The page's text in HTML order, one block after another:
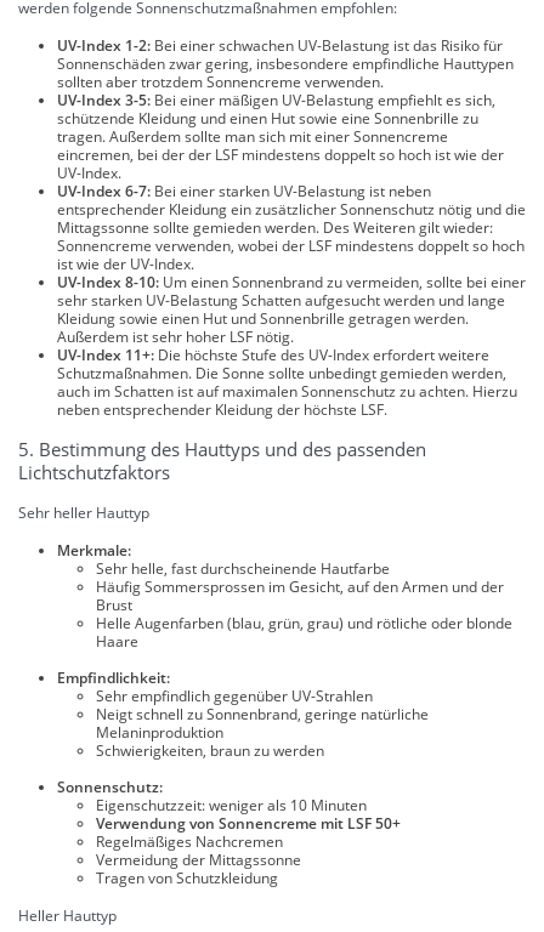
werden folgende Sonnenschutzmaßnahmen empfohlen:
UV-Index 1-2: Bei einer schwachen UV-Belastung ist das Risiko für
Sonnenschäden zwar gering, insbesondere empfindliche Hauttypen
sollten aber trotzdem Sonnencreme verwenden.
UV-Index 3-5: Bei einer mäßigen UV-Belastung empfiehlt es sich,
schützende Kleidung und einen Hut sowie eine Sonnenbrille zu
tragen. Außerdem sollte man sich mit einer Sonnencreme
eincremen, bei der der LSF mindestens doppelt so hoch ist wie der
UV-Index.
UV-Index 6-7: Bei einer starken UV-Belastung ist neben
entsprechender Kleidung ein zusätzlicher Sonnenschutz nötig und die
Mittagssonne sollte gemieden werden. Des Weiteren gilt wieder:
Sonnencreme verwenden, wobei der LSF mindestens doppelt so hoch
ist wie der UV-Index.
UV-Index 8-10: Um einen Sonnenbrand zu vermeiden, sollte bei einer
sehr starken UV-Belastung Schatten aufgesucht werden und lange
Kleidung sowie einen Hut und Sonnenbrille getragen werden.
Außerdem ist sehr hoher LSF nötig.
UV-Index 11+: Die höchste Stufe des UV-Index erfordert weitere
Schutzmaßnahmen. Die Sonne sollte unbedingt gemieden werden,
auch im Schatten ist auf maximalen Sonnenschutz zu achten. Hierzu
neben entsprechender Kleidung der höchste LSF.
5. Bestimmung des Hauttyps und des passenden
Lichtschutzfaktors
Sehr heller Hauttyp
Merkmale:
Sehr helle, fast durchscheinende Hautfarbe
Häufig Sommersprossen im Gesicht, auf den Armen und der
Brust
Helle Augenfarben (blau, grün, grau) und rötliche oder blonde
Haare
Empfindlichkeit:
Sehr empfindlich gegenüber UV-Strahlen
Neigt schnell zu Sonnenbrand, geringe natürliche
Melaninproduktion
Schwierigkeiten, braun zu werden
Sonnenschutz:
Eigenschutzzeit: weniger als 10 Minuten
Verwendung von Sonnencreme mit LSF 50+
Regelmäßiges Nachcremen
Vermeidung der Mittagssonne
Tragen von Schutzkleidung
Heller Hauttyp